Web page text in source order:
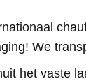
We
het vaste